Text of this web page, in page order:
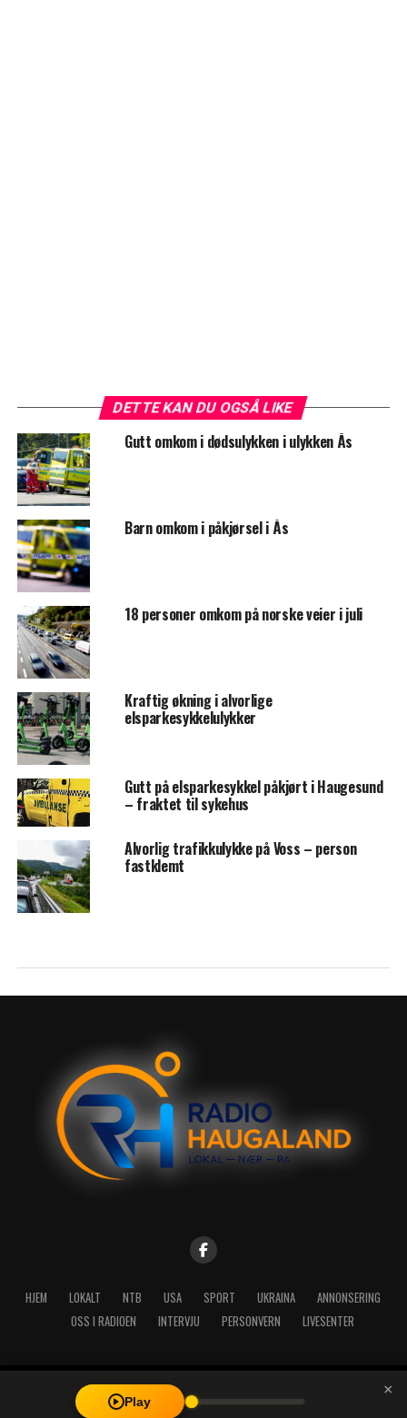
DETTE KAN DU OGSÅ LIKE
Gutt omkom i dødsulykken i ulykken Ås
Barn omkom i påkjørsel i Ås
18 personer omkom på norske veier i juli
Kraftig økning i alvorlige
elsparkesykkelulykker
Gutt på elsparkesykkel påkjørt i Haugesund
– fraktet til sykehus
Alvorlig trafikkulykke på Voss – person
fastklemt
HJEM LOKALT NTB USA SPORT UKRAINA
ANNONSERING
OSS I RADIOEN
INTERVJU PERSONVERN LIVESENTER
Copyright © 2026 A-Media AS | Radio Haugaland - Haraldsgata 114,
5527 Haugesund - Mail: post@radioh.no - Telefon: 52717273
Play
×